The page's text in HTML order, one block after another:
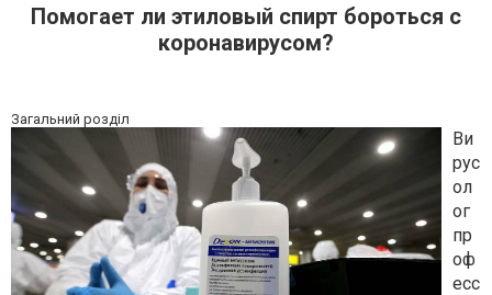
Помогает ли этиловый спирт бороться с
коронавирусом?
Загальний розділ
Ви
рус
ол
ог
пр
оф
есс